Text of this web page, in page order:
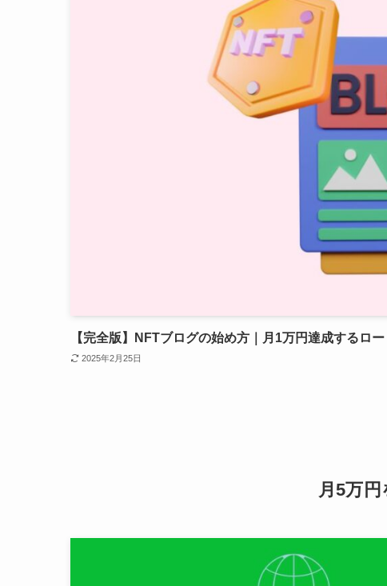
【完全版】NFTブログの始め方｜月1万円達成するロ
2025年2月25日
月5万